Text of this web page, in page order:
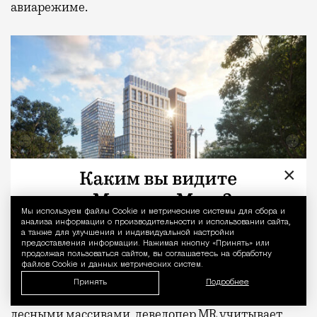
Уведомление
Мы используем файлы Сookie и метрические системы для сбора и
анализа информации о производительности и использовании сайта,
а также для улучшения и индивидуальной настройки
предоставления информации. Нажимая кнопку «Принять» или
продолжая пользоваться сайтом, вы соглашаетесь на обработку
файлов Cookie и данных метрических систем.
Принять Подробнее
авиарежиме.
Жилой комплекс «МИРА»
Развиваясвои проекты рядом с парками и
×